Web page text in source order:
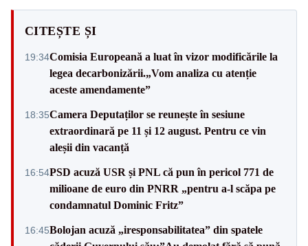
CITEȘTE ȘI
19:34Comisia Europeană a luat în vizor modificările la
legea decarbonizării.„Vom analiza cu atenție
aceste amendamente”
18:35Camera Deputaților se reunește în sesiune
extraordinară pe 11 și 12 august. Pentru ce vin
aleșii din vacanță
16:54PSD acuză USR și PNL că pun în pericol 771 de
milioane de euro din PNRR „pentru a-l scăpa pe
condamnatul Dominic Fritz”
16:45Bolojan acuză „iresponsabilitatea” din spatele